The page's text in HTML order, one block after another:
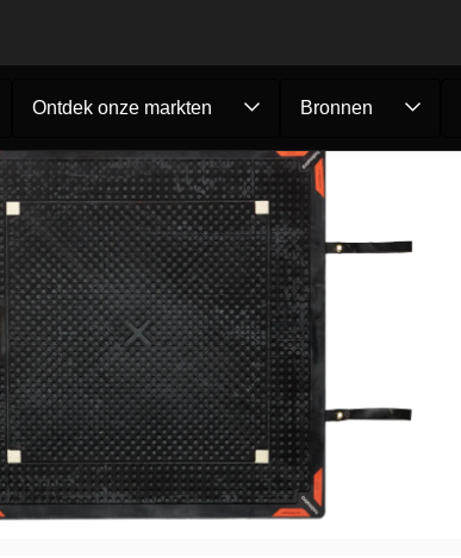
Ontdek onze markten Bronnen
Brandweer en Reddingsdiensten Pneumatisch heffen